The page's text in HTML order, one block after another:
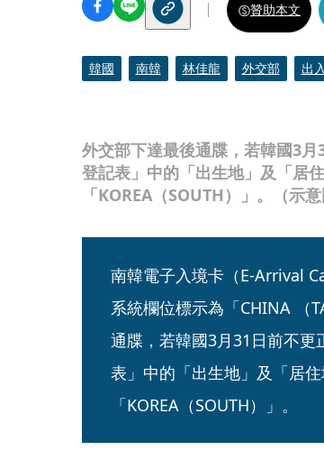
外交部下達最後通牒，若韓國3
登記表」中的「出生地」及「居
「KOREA（SOUTH）」。（示
贊助本文
韓國 南韓 林佳龍 外交部 出
南韓電子入境卡（E-Arrival
系統欄位標示為「CHINA （
通牒，若韓國3月31日前不
表」中的「出生地」及「居
「KOREA（SOUTH）」。